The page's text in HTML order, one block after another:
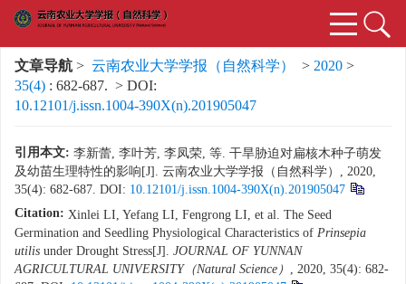
文章导航 > 云南农业大学学报（自然科学） > 2020 >
35(4) : 682-687. > DOI:
10.12101/j.issn.1004-390X(n).201905047
引用本文: 李新蕾, 李叶芳, 李凤荣, 等. 干旱胁迫对扁核木种子萌发
及幼苗生理特性的影响[J]. 云南农业大学学报（自然科学）, 2020,
35(4): 682-687. DOI: 10.12101/j.issn.1004-390X(n).201905047
Citation: Xinlei LI, Yefang LI, Fengrong LI, et al. The Seed
Germination and Seedling Physiological Characteristics of Prinsepia
utilis under Drought Stress[J]. JOURNAL OF YUNNAN
AGRICULTURAL UNIVERSITY（Natural Science） , 2020, 35(4): 682-